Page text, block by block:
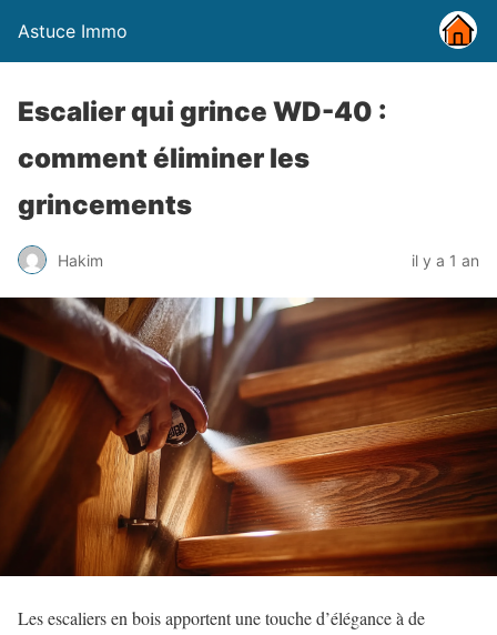
Astuce Immo
Escalier qui grince WD-40 :
comment éliminer les
grincements
Hakim il y a 1 an
Les escaliers en bois apportent une touche d’élégance à de